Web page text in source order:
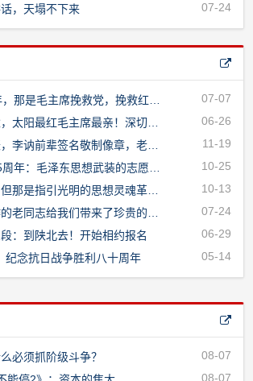
07-24
，天塌不下来
07-07
挽救党，挽救红军，挽救中国革命的历史丰碑！
06-26
最红毛主席最亲！深切缅怀开始报名……
11-19
前辈签名敬制像章，老同志赠送留念
10-25
毛泽东思想武装的志愿军战无不胜！
10-13
是指引光明的思想灵魂革命！
07-24
老同志给我们带来了珍贵的礼物
06-29
：到陕北去！开始相约报名
05-14
纪念抗日战争胜利八十周年
08-07
必须抓阶级斗争？
08-07